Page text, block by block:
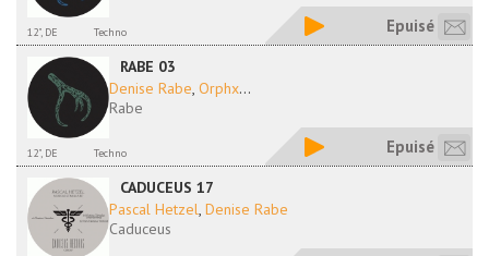
12", DE Techno Epuisé
RABE 03
Denise Rabe, Orphx...
Rabe
12", DE Techno Epuisé
CADUCEUS 17
Pascal Hetzel, Denise Rabe
Caduceus